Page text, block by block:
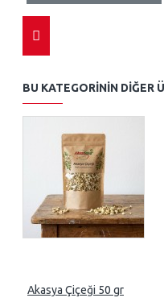
BU KATEGORININ DIĞER
Akasya Çiçeği 50 gr